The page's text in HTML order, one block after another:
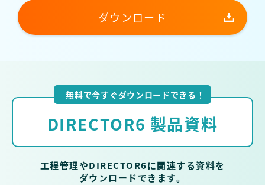
ダウンロード
無料で今すぐダウンロードできる！
DIRECTOR6 製品資料
工程管理やDIRECTOR6に関連する資料を
ダウンロードできます。